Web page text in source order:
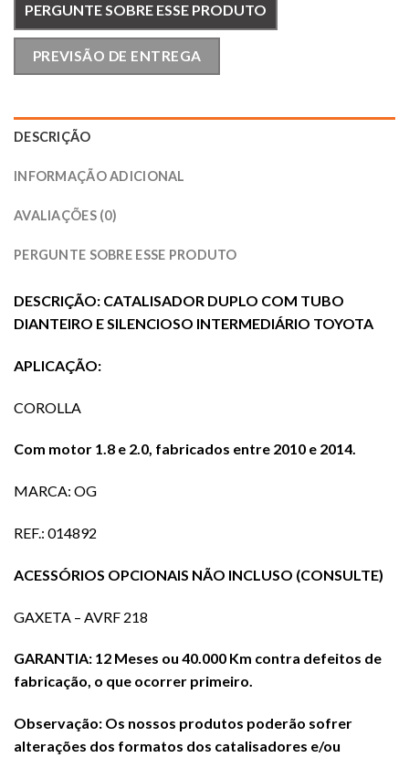
PERGUNTE SOBRE ESSE PRODUTO
PREVISÃO DE ENTREGA
DESCRIÇÃO
INFORMAÇÃO ADICIONAL
AVALIAÇÕES (0)
PERGUNTE SOBRE ESSE PRODUTO
DESCRIÇÃO: CATALISADOR DUPLO COM TUBO
DIANTEIRO E SILENCIOSO INTERMEDIÁRIO TOYOTA
APLICAÇÃO:
COROLLA
Com motor 1.8 e 2.0, fabricados entre 2010 e 2014.
MARCA: OG
REF.: 014892
ACESSÓRIOS OPCIONAIS NÃO INCLUSO (CONSULTE)
GAXETA – AVRF 218
GARANTIA: 12 Meses ou 40.000 Km contra defeitos de
fabricação, o que ocorrer primeiro.
Observação: Os nossos produtos poderão sofrer
alterações dos formatos dos catalisadores e/ou